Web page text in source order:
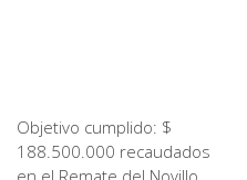
Objetivo cumplido: $
188.500.000 recaudados